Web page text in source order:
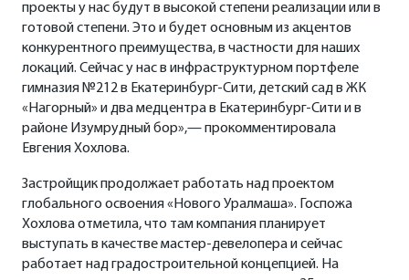
проекты у нас будут в высокой степени реализации или в
готовой степени. Это и будет основным из акцентов
конкурентного преимущества, в частности для наших
локаций. Сейчас у нас в инфраструктурном портфеле
гимназия №212 в Екатеринбург-Сити, детский сад в ЖК
«Нагорный» и два медцентра в Екатеринбург-Сити и в
районе Изумрудный бор»,— прокомментировала
Евгения Хохлова.
Застройщик продолжает работать над проектом
глобального освоения «Нового Уралмаша». Госпожа
Хохлова отметила, что там компания планирует
выступать в качестве мастер-девелопера и сейчас
работает над градостроительной концепцией. На